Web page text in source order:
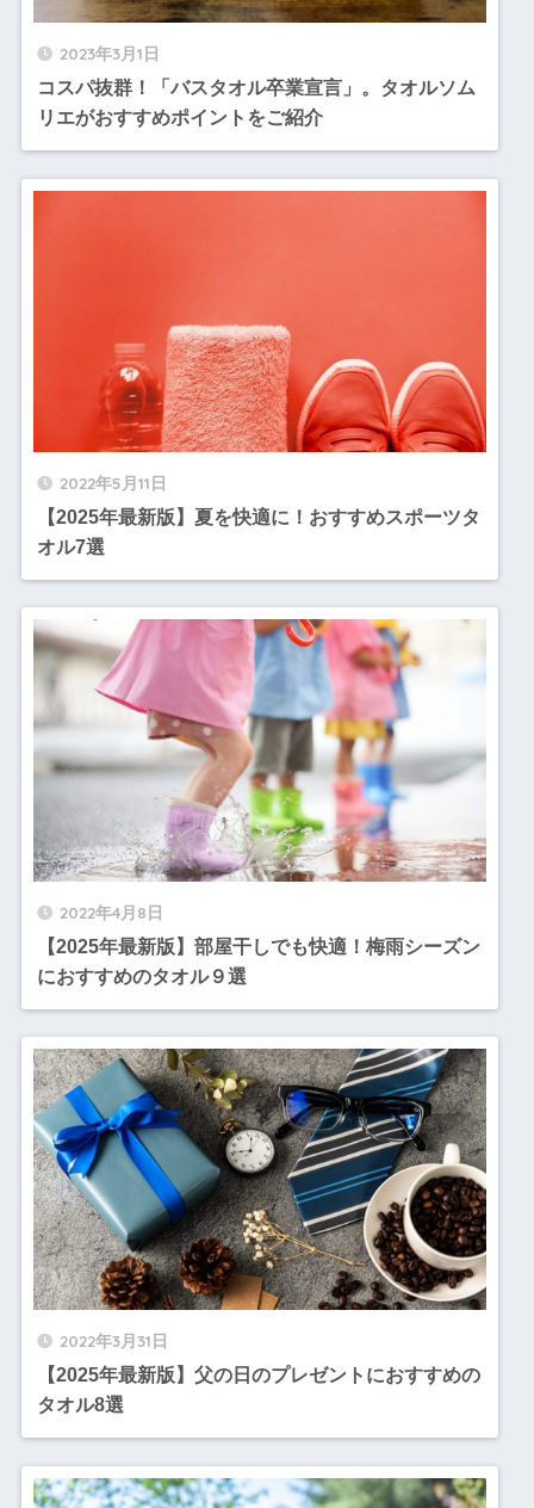
2023年3月1日
コスパ抜群！「バスタオル卒業宣言」。タオルソム
リエがおすすめポイントをご紹介
2022年5月11日
【2025年最新版】夏を快適に！おすすめスポーツタ
オル7選
2022年4月8日
【2025年最新版】部屋干しでも快適！梅雨シーズン
におすすめのタオル９選
2022年3月31日
【2025年最新版】父の日のプレゼントにおすすめの
タオル8選